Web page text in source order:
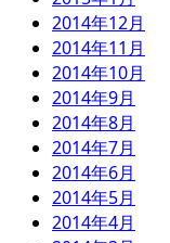
2014年12月
2014年11月
2014年10月
2014年9月
2014年8月
2014年7月
2014年6月
2014年5月
2014年4月